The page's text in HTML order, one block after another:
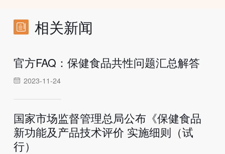
相关新闻
官方FAQ：保健食品共性问题汇总解答
2023-11-24
国家市场监督管理总局公布《保健食品
新功能及产品技术评价 实施细则（试
行）